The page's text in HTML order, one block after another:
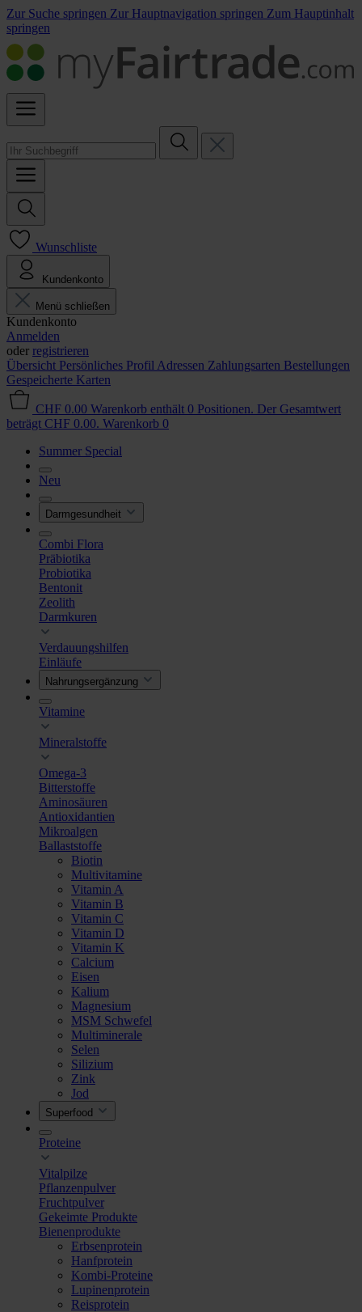
Zur Suche springen Zur Hauptnavigation springen Zum Hauptinhalt
springen
Wunschliste
Kundenkonto
Menü schließen
Kundenkonto
Anmelden
oder registrieren
Übersicht Persönliches Profil Adressen Zahlungsarten Bestellungen
Gespeicherte Karten
CHF 0.00 Warenkorb enthält 0 Positionen. Der Gesamtwert
beträgt CHF 0.00. Warenkorb 0
Summer Special
Neu
Darmgesundheit
Combi Flora
Präbiotika
Probiotika
Bentonit
Zeolith
Darmkuren
Verdauungshilfen
Einläufe
Nahrungsergänzung
Vitamine
Mineralstoffe
Omega-3
Bitterstoffe
Aminosäuren
Antioxidantien
Mikroalgen
Ballaststoffe
Biotin
Multivitamine
Vitamin A
Vitamin B
Vitamin C
Vitamin D
Vitamin K
Calcium
Eisen
Kalium
Magnesium
MSM Schwefel
Multiminerale
Selen
Silizium
Zink
Jod
Superfood
Proteine
Vitalpilze
Pflanzenpulver
Fruchtpulver
Gekeimte Produkte
Bienenprodukte
Erbsenprotein
Hanfprotein
Kombi-Proteine
Lupinenprotein
Reisprotein